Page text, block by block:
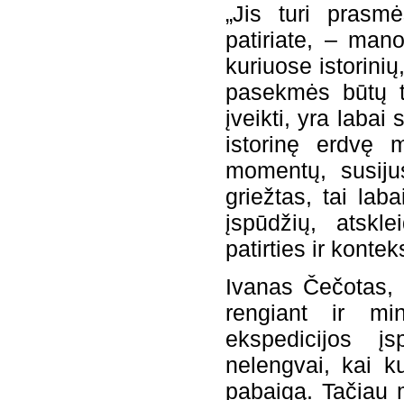
„Jis turi
patiriate, –
kuriuose
pasekmės būtų
įveikti, yra labai
istorinę erdvę
momentų,
griežtas, tai
įspūdžių,
patirties ir
Ivanas
rengiant ir
ekspedicijos
nelengvai, kai
pabaigą. Tačiau